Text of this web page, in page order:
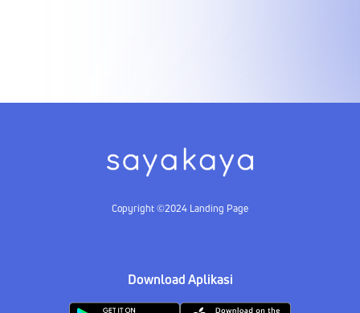
Copyright ©2024 Landing Page
Download Aplikasi